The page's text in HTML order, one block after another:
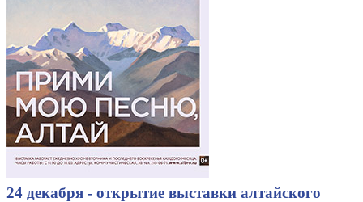
24 декабря - открытие выставки алтайского